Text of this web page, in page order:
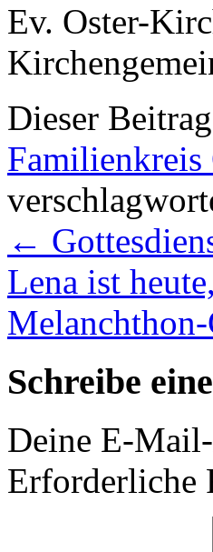
Ev. Oster-
Dieser
Familienkreis
←
Lena ist
Schreibe
Deine E-
Erforderliche